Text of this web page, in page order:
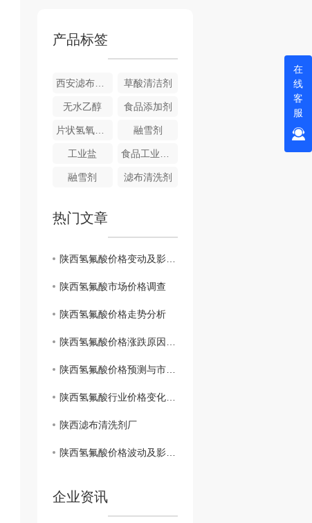
产品标签
西安滤布清洗剂 草酸清洁剂
无水乙醇 食品添加剂
片状氢氧化钠 融雪剂
工业盐 食品工业碱性清洗剂
融雪剂 滤布清洗剂
热门文章
陕西氢氟酸价格变动及影响因素
陕西氢氟酸市场价格调查
陕西氢氟酸价格走势分析
陕西氢氟酸价格涨跌原因分析
陕西氢氟酸价格预测与市场展望
陕西氢氟酸行业价格变化趋势研究
陕西滤布清洗剂厂
陕西氢氟酸价格波动及影响因素解析
企业资讯
在
线
客
服